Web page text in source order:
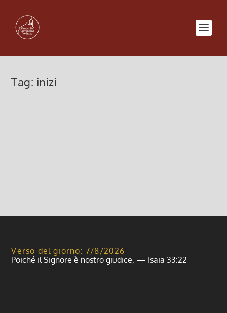
Tag: inizi
Verso del giorno: 7/8/2026
Poiché il Signore è nostro giudice, — Isaia 33:22